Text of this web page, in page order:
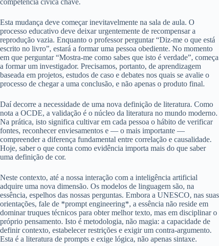
Esta mudança deve começar inevitavelmente na sala de aula. O
processo educativo deve deixar urgentemente de recompensar a
reprodução vazia. Enquanto o professor perguntar “Diz-me o que está
escrito no livro”, estará a formar uma pessoa obediente. No momento
em que perguntar “Mostra-me como sabes que isto é verdade”, começa
a formar um investigador. Precisamos, portanto, de aprendizagem
baseada em projetos, estudos de caso e debates nos quais se avalie o
processo de chegar a uma conclusão, e não apenas o produto final.
Daí decorre a necessidade de uma nova definição de literatura. Como
nota a OCDE, a validação é o núcleo da literatura no mundo moderno.
Na prática, isto significa cultivar em cada pessoa o hábito de verificar
fontes, reconhecer enviesamentos e — o mais importante —
compreender a diferença fundamental entre correlação e causalidade.
Hoje, saber o que conta como evidência importa mais do que saber
uma definição de cor.
Neste contexto, até a nossa interação com a inteligência artificial
adquire uma nova dimensão. Os modelos de linguagem são, na
essência, espelhos das nossas perguntas. Embora a UNESCO, nas suas
orientações, fale de *prompt engineering*, a essência não reside em
dominar truques técnicos para obter melhor texto, mas em disciplinar o
próprio pensamento. Isto é metodologia, não magia: a capacidade de
definir contexto, estabelecer restrições e exigir um contra-argumento.
Esta é a literatura de prompts e exige lógica, não apenas sintaxe.